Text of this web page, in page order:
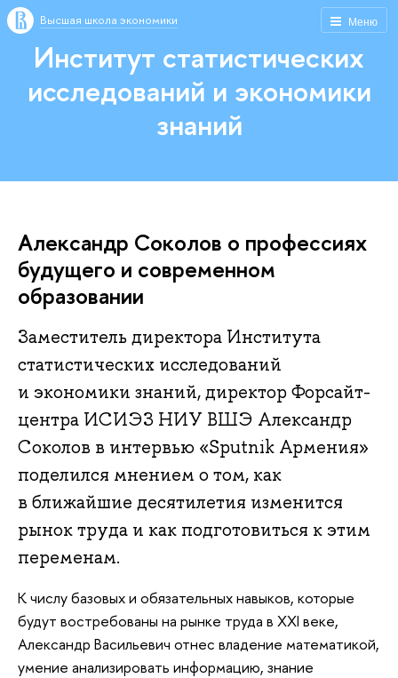
Меню
Высшая школа экономики
Институт статистических
исследований и экономики
знаний
Александр Соколов о профессиях
будущего и современном
образовании
Заместитель директора Института
статистических исследований
и экономики знаний, директор Форсайт-
центра ИСИЭЗ НИУ ВШЭ Александр
Соколов в интервью «Sputnik Армения»
поделился мнением о том, как
в ближайшие десятилетия изменится
рынок труда и как подготовиться к этим
переменам.
К числу базовых и обязательных навыков, которые
будут востребованы на рынке труда в XXI веке,
Александр Васильевич отнес владение математикой,
умение анализировать информацию, знание